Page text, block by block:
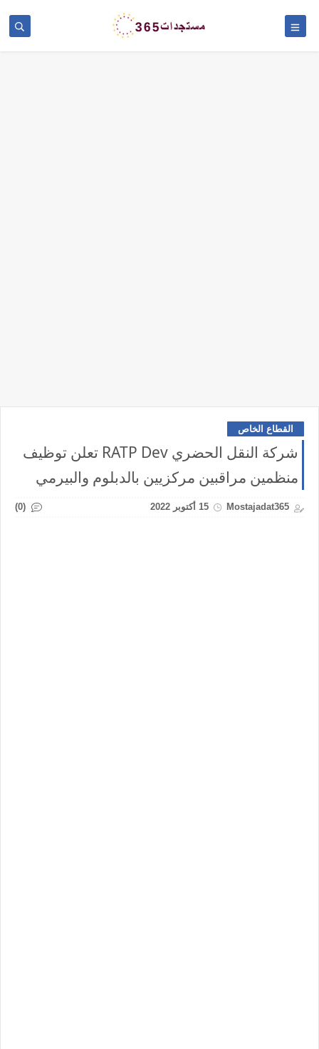
القطاع الخاص
شركة النقل الحضري RATP Dev تعلن توظيف
منظمين مراقبين مركزيين بالدبلوم والبيرمي
Mostajadat365 15 أكتوبر 2022 (0)